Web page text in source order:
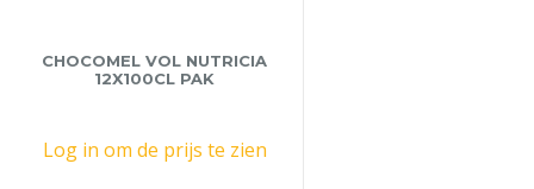
CHOCOMEL VOL NUTRICIA
12X100CL PAK
Log in om de prijs te zien